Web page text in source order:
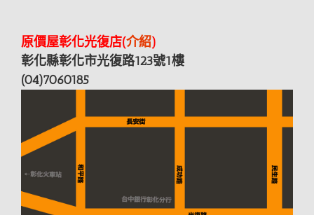
原價屋彰化光復店(介紹)
彰化縣彰化市光復路123號1樓
(04)7060185